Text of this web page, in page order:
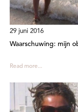
29 juni 2016
Waarschuwing: mijn
Read more...